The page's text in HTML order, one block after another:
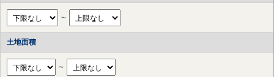
～
土地面積
～